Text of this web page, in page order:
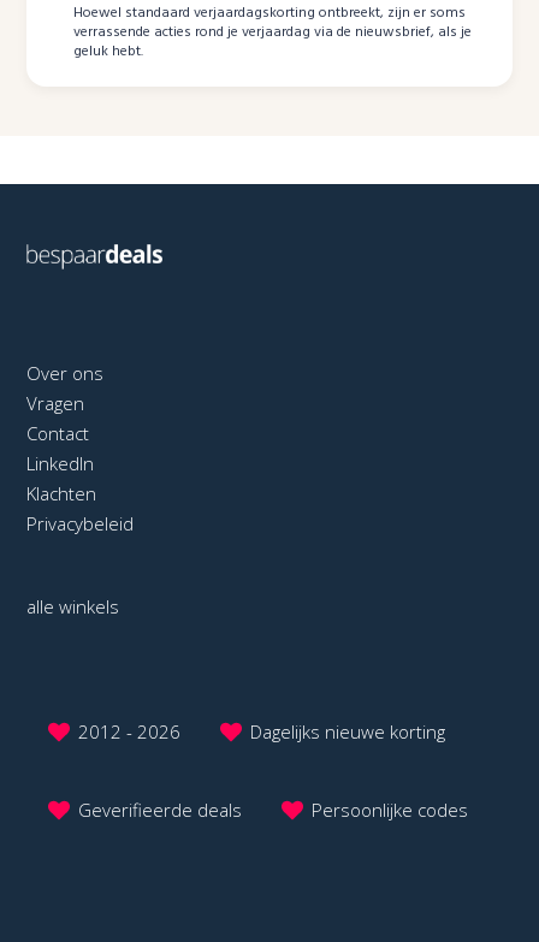
Hoewel standaard verjaardagskorting ontbreekt, zijn er soms
verrassende acties rond je verjaardag via de nieuwsbrief, als je
geluk hebt.
Over ons
Vragen
Contact
LinkedIn
Klachten
Privacybeleid
alle winkels
2012 - 2026 Dagelijks nieuwe korting
Geverifieerde deals Persoonlijke codes